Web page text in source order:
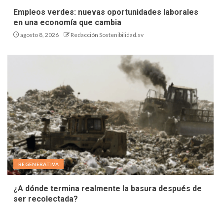
Empleos verdes: nuevas oportunidades laborales
en una economía que cambia
agosto 8, 2026 Redacción Sostenibilidad.sv
REGENERATIVA
¿A dónde termina realmente la basura después de
ser recolectada?